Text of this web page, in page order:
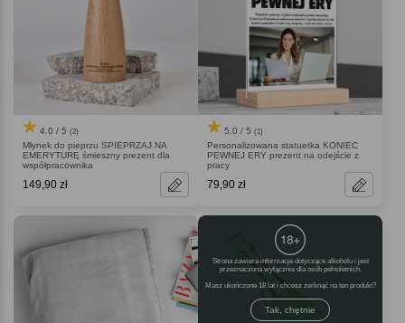
4.0 / 5 (2)
Młynek do pieprzu SPIEPRZAJ NA
EMERYTURĘ śmieszny prezent dla
współpracownika
149,90 zł
5.0 / 5 (1)
Personalizowana statuetka KONIEC
PEWNEJ ERY prezent na odejście z
pracy
79,90 zł
Strona zawiera informacje dotyczące alkoholu i jest
przeznaczona wyłącznie dla osób pełnoletnich.
Masz ukończone 18 lat i chcesz zerknąć na ten produkt
Tak, chętnie